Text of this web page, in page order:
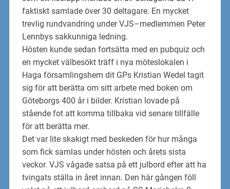
faktiskt samlade över 30 deltagare. En mycket
trevlig rundvandring under VJS–medlemmen Peter
Lennbys sakkunniga ledning.
Hösten kunde sedan fortsätta med en pubquiz och
en mycket välbesökt träff i nya mötesloka len i
Haga församlingshem dit GPs Kristian Wedel tagit
sig för att berätta om sitt arbete med boken om
Göteborgs 400 år i bilder. Kristian lovade på
stående fot att komma tillbaka vid senare tillfälle
för att berätta mer.
Det var lite skakigt med beskeden för hur många
som fick samlas under hösten och årets sista
veckor. VJS vågade satsa på ett julbord efter att ha
tvingats ställa in året innan. Den härgången föll